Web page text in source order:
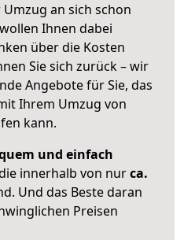
an sich schon
Ihnen dabei
über die Kosten
Sie sich zurück – wir
Angebote für Sie, das
Ihrem Umzug von
kann.
und einfach
innerhalb von nurca.
Und das Beste daran
Preisen